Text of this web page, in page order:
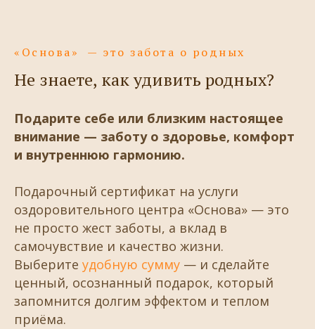
«Основа» — это забота о родных
Не знаете, как удивить родных?
Подарите себе или близким настоящее
внимание — заботу о здоровье, комфорт
и внутреннюю гармонию.
Подарочный сертификат на услуги
оздоровительного центра «Основа» — это
не просто жест заботы, а вклад в
самочувствие и качество жизни.
Выберите удобную сумму — и сделайте
ценный, осознанный подарок, который
запомнится долгим эффектом и теплом
приёма.